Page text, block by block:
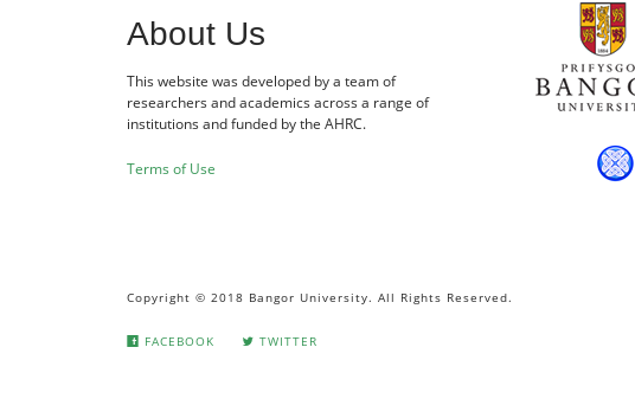
About Us
This website was developed by a team of
researchers and academics across a range of
institutions and funded by the AHRC.
Terms of Use
Copyright © 2018 Bangor University. All Rights Reserved.
FACEBOOK TWITTER